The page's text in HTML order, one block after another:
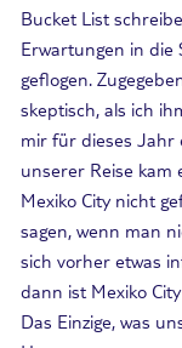
Bucket List
Erwartungen in die
geflogen.
skeptisch, als ich
mir für dieses Jahr
unserer Reise kam
Mexiko City nicht
sagen, wenn man
sich vorher etwas
dann ist Mexiko
Das Einzige, was